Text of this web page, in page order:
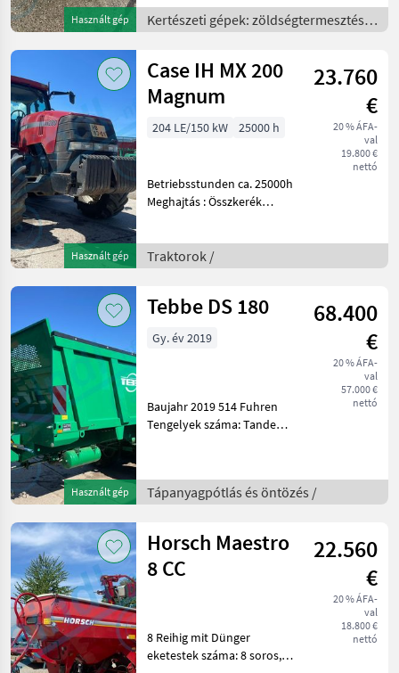
Használt gép
Kertészeti gépek: zöldségtermesztés
gépei /
Használt gép
Case IH MX 200
Magnum
23.760
€
20 % ÁFA-
val
19.800 €
nettó
204 LE/150 kW 25000 h
Betriebsstunden ca. 25000h
Meghajtás : Összkerék
Vezetőfülke,
Teljesítményleadó tengely
Legmagas
Traktorok /
Használt gép
Tebbe DS 180
68.400
€
20 % ÁFA-
val
57.000 €
nettó
Gy. év 2019
Baujahr 2019 514 Fuhren
Tengelyek száma: Tandem-
Tápanyagpótlás és öntözés
Komposzt- és
Tápanyagpótlás és öntözés /
Horsch Maestro
8 CC
22.560
€
20 % ÁFA-
val
18.800 €
nettó
8 Reihig mit Dünger
eketestek száma: 8 soros,